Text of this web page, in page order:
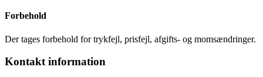
Forbehold
Der tages forbehold for trykfejl, prisfejl, afgifts- og momsændringer.
Kontakt information